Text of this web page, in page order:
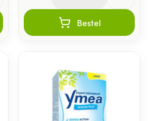
Bestel